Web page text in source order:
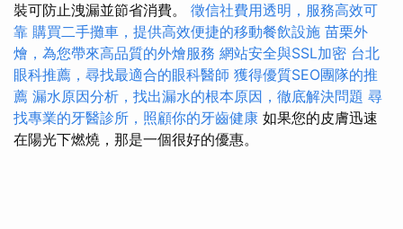
裝可防止洩漏並節省消費。 徵信社費用透明，服務高效可
靠 購買二手攤車，提供高效便捷的移動餐飲設施 苗栗外
燴，為您帶來高品質的外燴服務 網站安全與SSL加密 台北
眼科推薦，尋找最適合的眼科醫師 獲得優質SEO團隊的推
薦 漏水原因分析，找出漏水的根本原因，徹底解決問題 尋
找專業的牙醫診所，照顧你的牙齒健康 如果您的皮膚迅速
在陽光下燃燒，那是一個很好的優惠。